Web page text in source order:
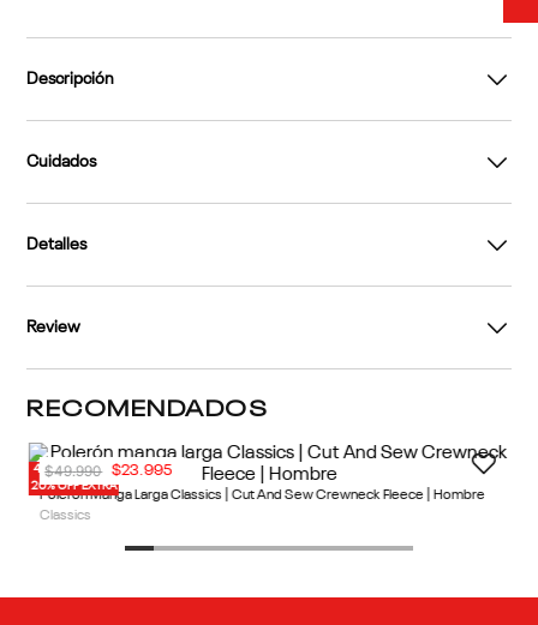
Descripción
Cuidados
Detalles
Review
RECOMENDADOS
40% OFF
20% OFF EXTRA